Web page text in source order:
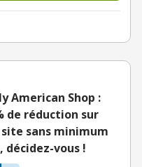
American Shop :
de réduction sur
sans minimum
décidez-vous !